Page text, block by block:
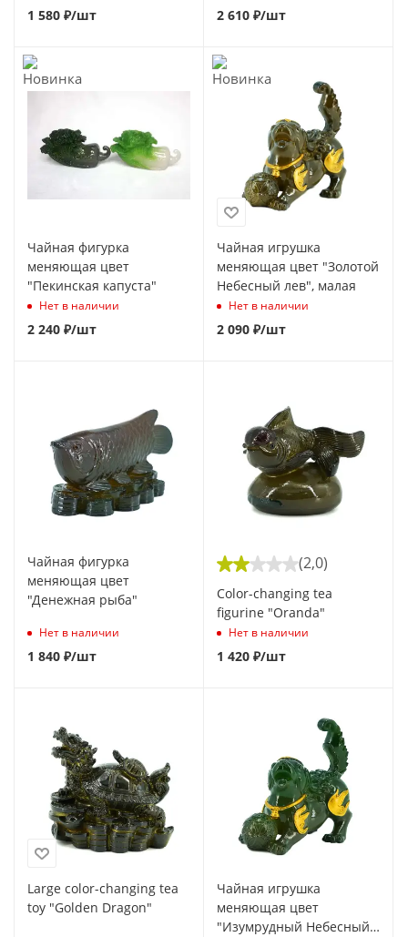
1 580 ₽/шт 2 610 ₽/шт
Чайная фигурка
меняющая цвет
"Пекинская капуста"
Нет в наличии
2 240 ₽/шт
Чайная игрушка
меняющая цвет "Золотой
Небесный лев", малая
Нет в наличии
2 090 ₽/шт
Чайная фигурка
меняющая цвет
"Денежная рыба"
Нет в наличии
1 840 ₽/шт
(2,0)
Color-changing tea
figurine "Oranda"
Нет в наличии
1 420 ₽/шт
Large color-changing tea
toy "Golden Dragon"
Чайная игрушка
меняющая цвет
"Изумрудный Небесный